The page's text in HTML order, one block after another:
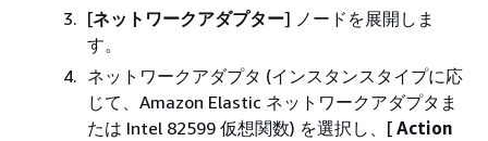
[ネットワークアダプター] ノードを展開しま
す。
ネットワークアダプタ (インスタンスタイプに応
じて、Amazon Elastic ネットワークアダプタま
たは Intel 82599 仮想関数) を選択し、[ Action